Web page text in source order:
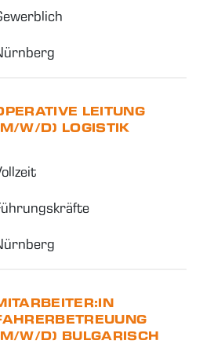
LEITUNG
W/D) LOGISTIK
W/D) BULGARISCH